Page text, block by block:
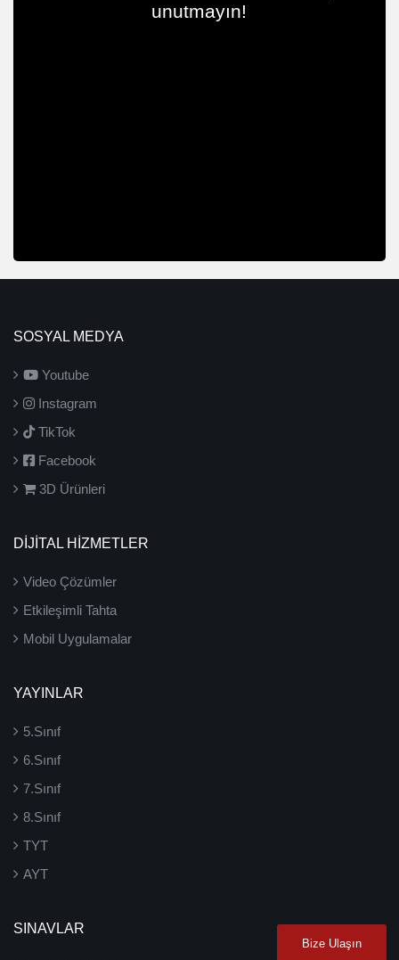
unutmayın!
SOSYAL MEDYA
Youtube
Instagram
TikTok
Facebook
3D Ürünleri
DİJİTAL HİZMETLER
Video Çözümler
Etkileşimli Tahta
Mobil Uygulamalar
YAYINLAR
5.Sınıf
6.Sınıf
7.Sınıf
8.Sınıf
TYT
AYT
SINAVLAR
Bize Ulaşın